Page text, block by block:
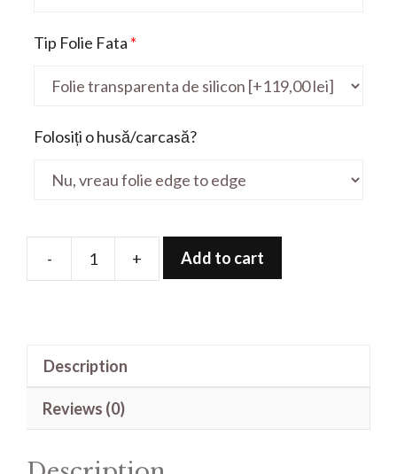
Tip Folie Fata *
Folosiți o husă/carcasă?
-
Folie
quantity
+ Add to cart
Description
Reviews (0)